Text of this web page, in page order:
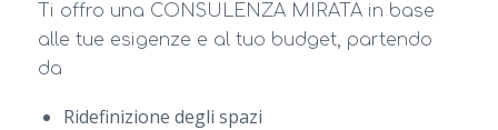
Ti offro una CONSULENZA MIRATA in base
alle tue esigenze e al tuo budget, partendo
da
Ridefinizione degli spazi